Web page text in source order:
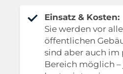
Einsatz & Kosten:
Sie werden vor
öffentlichen
sind aber auch im
Bereich möglich